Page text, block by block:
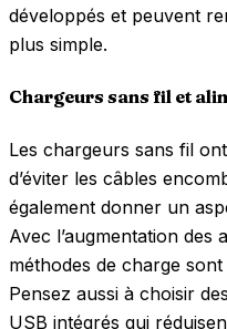
développés et peuvent
plus simple.
Chargeurs sans fil et
Les chargeurs sans fil
d’éviter les câbles
également donner un
Avec l’augmentation des
méthodes de charge
Pensez aussi à choisir
USB intégrés qui